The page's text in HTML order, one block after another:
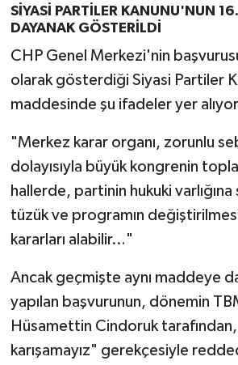
SİYASİ PARTİLER KANUNU'NUN
DAYANAK GÖSTERİLDİ
CHP Genel Merkezi'nin
olarak gösterdiği Siyasi Partiler
maddesinde şu ifadeler yer
"Merkez karar organı, zorunlu
dolayısıyla büyük kongrenin
hallerde, partinin hukuki
tüzük ve programın
kararları alabilir…"
Ancak geçmişte aynı maddeye
yapılan başvurunun, dönemin
Hüsamettin Cindoruk
karışamayız" gerekçesiyle